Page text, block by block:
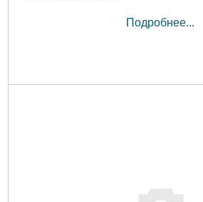
Подробнее...